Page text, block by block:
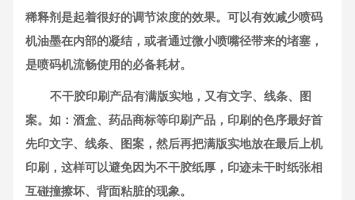
稀释剂是起着很好的调节浓度的效果。可以有效减少喷码
机油墨在内部的凝结，或者通过微小喷嘴径带来的堵塞，
是喷码机流畅使用的必备耗材。
不干胶印刷产品有满版实地，又有文字、线条、图
案。如：酒盒、药品商标等印刷产品，印刷的色序最好首
先印文字、线条、图案，然后再把满版实地放在最后上机
印刷，这样可以避免因为不干胶纸厚，印迹未干时纸张相
互碰撞擦坏、背面粘脏的现象。